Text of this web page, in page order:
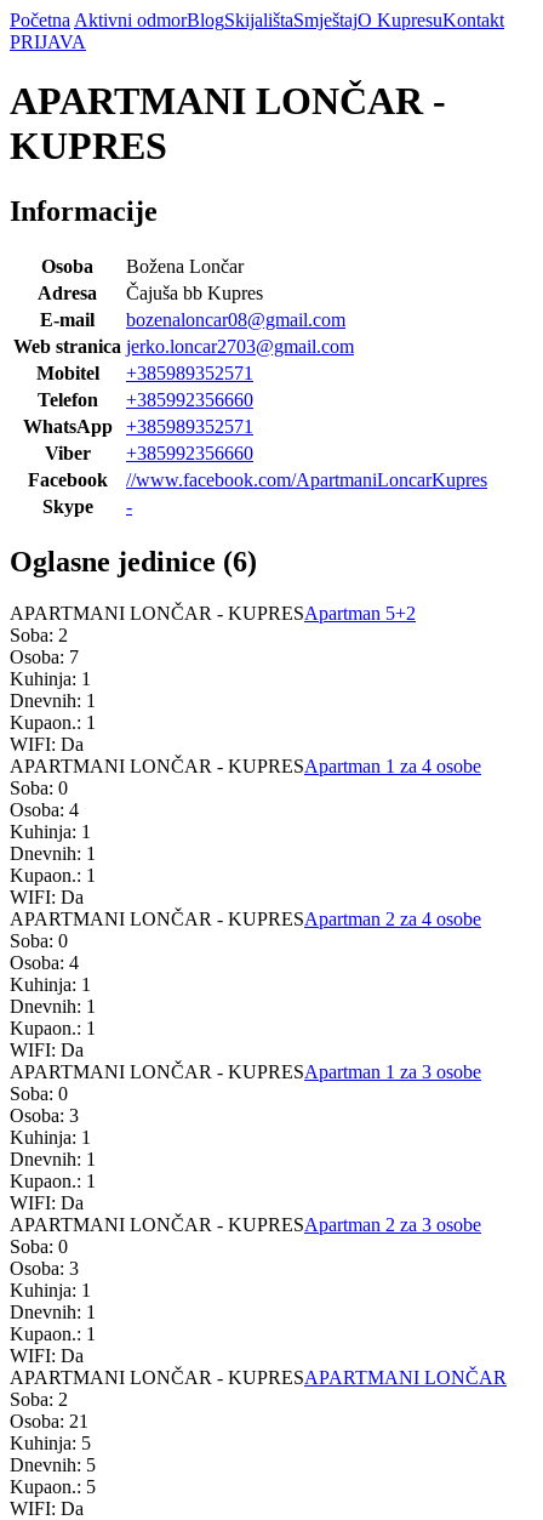
Početna Aktivni odmorBlogSkijalištaSmještajO KupresuKontakt
PRIJAVA
APARTMANI LONČAR -
KUPRES
Informacije
Osoba
Božena Lončar
Adresa
Čajuša bb Kupres
E-mail
bozenaloncar08@gmail.com
Web stranica jerko.loncar2703@gmail.com
Mobitel
+385989352571
Telefon
+385992356660
WhatsApp
+385989352571
Viber
+385992356660
Facebook
//www.facebook.com/ApartmaniLoncarKupres
Skype
-
Oglasne jedinice (6)
APARTMANI LONČAR - KUPRESApartman 5+2
Soba: 2
Osoba: 7
Kuhinja: 1
Dnevnih: 1
Kupaon.: 1
WIFI: Da
APARTMANI LONČAR - KUPRESApartman 1 za 4 osobe
Soba: 0
Osoba: 4
Kuhinja: 1
Dnevnih: 1
Kupaon.: 1
WIFI: Da
APARTMANI LONČAR - KUPRESApartman 2 za 4 osobe
Soba: 0
Osoba: 4
Kuhinja: 1
Dnevnih: 1
Kupaon.: 1
WIFI: Da
APARTMANI LONČAR - KUPRESApartman 1 za 3 osobe
Soba: 0
Osoba: 3
Kuhinja: 1
Dnevnih: 1
Kupaon.: 1
WIFI: Da
APARTMANI LONČAR - KUPRESApartman 2 za 3 osobe
Soba: 0
Osoba: 3
Kuhinja: 1
Dnevnih: 1
Kupaon.: 1
WIFI: Da
APARTMANI LONČAR - KUPRESAPARTMANI LONČAR
Soba: 2
Osoba: 21
Kuhinja: 5
Dnevnih: 5
Kupaon.: 5
WIFI: Da